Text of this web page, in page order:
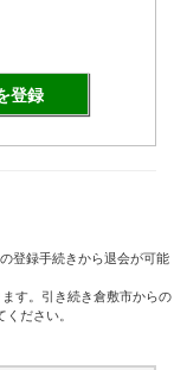
登録
登録手続きから退会が可能
す。引き続き倉敷市からの
ださい。